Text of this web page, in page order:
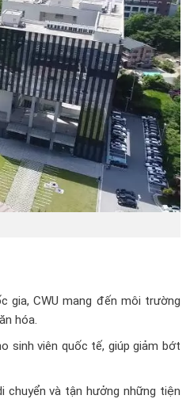
gia, CWU mang đến môi trường
hóa.
sinh viên quốc tế, giúp giảm bớt
chuyển và tận hưởng những tiện